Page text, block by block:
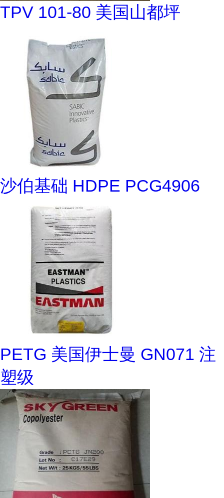
TPV 101-80 美国山都坪
沙伯基础 HDPE PCG4906
PETG 美国伊士曼 GN071 注
塑级